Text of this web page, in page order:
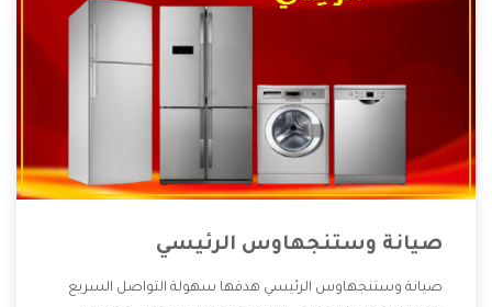
صيانة وستنجهاوس الرئيسي
صيانة وستنجهاوس الرئيسي هدفها سهولة التواصل السريع